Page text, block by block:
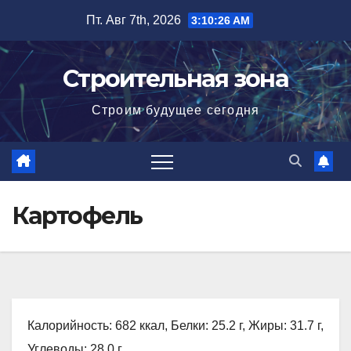
содержимому
Пт. Авг 7th, 2026 3:10:26 AM
Строительная зона
Строим будущее сегодня
Картофель
Калорийность: 682 ккал, Белки: 25.2 г, Жиры: 31.7 г,